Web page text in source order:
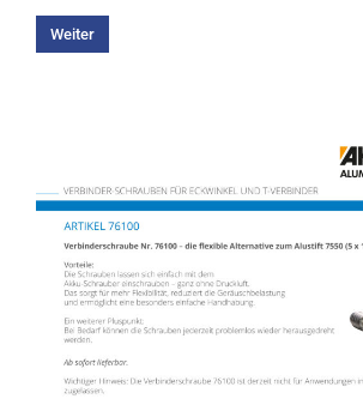
Weiter